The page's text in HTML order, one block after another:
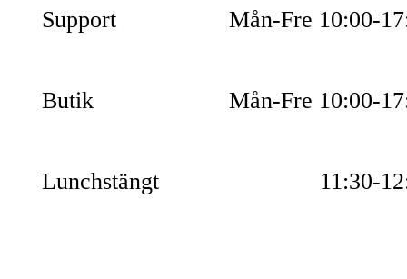
Support Mån-Fre 10:00-
Butik Mån-Fre 10:00-
Lunchstängt 11:30-